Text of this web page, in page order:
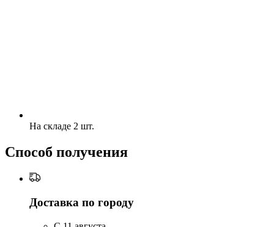
На складе 2 шт.
Способ получения
Доставка по городу